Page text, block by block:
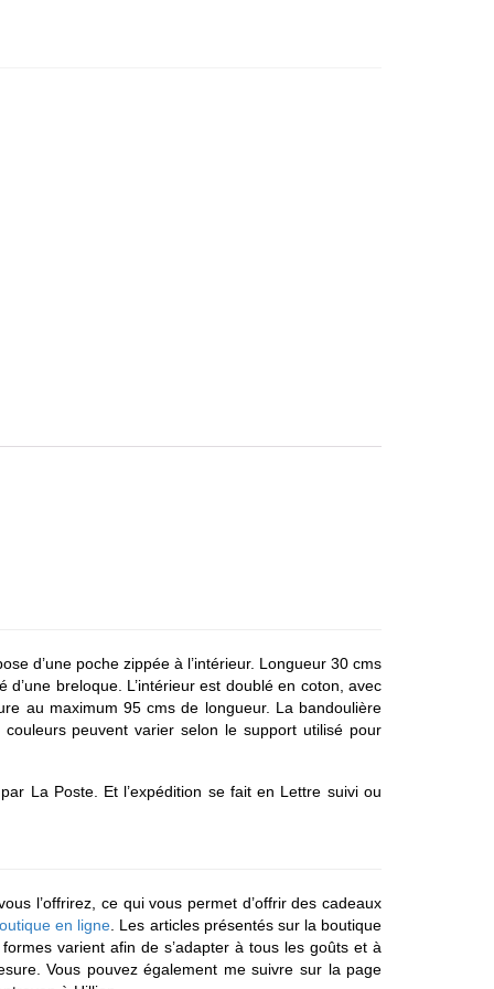
d’une poche zippée à l’intérieur. Longueur 30 cms
breloque. L’intérieur est doublé en coton, avec
au maximum 95 cms de longueur. La bandoulière
peuvent varier selon le support utilisé pour
La Poste. Et l’expédition se fait en Lettre suivi ou
l’offrirez, ce qui vous permet d’offrir des cadeaux
en ligne . Les articles présentés sur la boutique
varient afin de s’adapter à tous les goûts et à
Vous pouvez également me suivre sur la page